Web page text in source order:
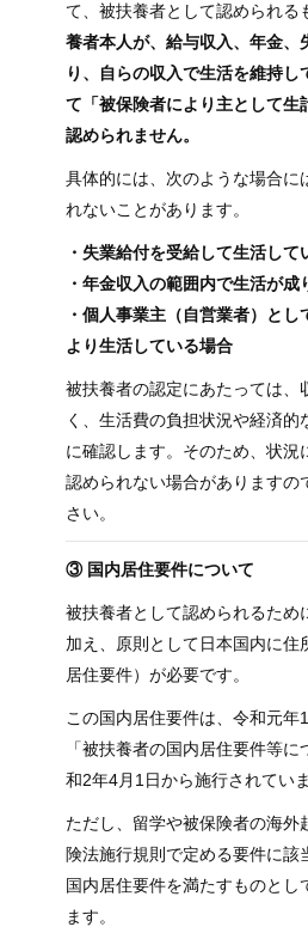
て、被扶養者として認められる
養者本人が、給与収入、年金、
り、自らの収入で生活を維持
て「被保険者により主として生
認められません。
具体的には、次のような場合に
れないことがあります。
・失業給付を受給して生活して
・年金収入の範囲内で生活が
・個人事業主（自営業者）と
より生活している場合
被扶養者の認定にあたっては、
く、生活費の負担状況や経済
に確認します。そのため、状況
認められない場合がありますの
さい。
③ 国内居住要件について
被扶養者として認められるた
加え、原則として日本国内に住
居住要件）が必要です。
この国内居住要件は、令和元
「被扶養者の国内居住要件等
和2年4月1日から施行されていま
ただし、留学や被保険者の海外
険法施行規則で定める要件に該
国内居住要件を満たすものとし
ます。